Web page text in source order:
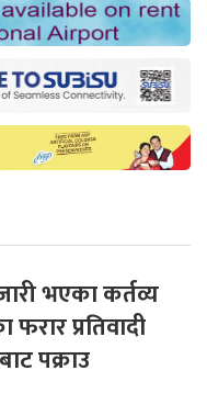
भएका कर्तव्य
फरार प्रतिवादी
पक्राउ